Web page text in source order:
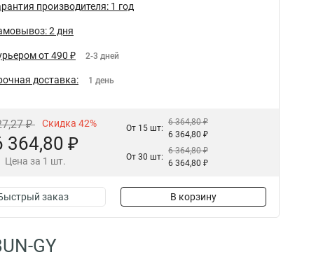
производителя: 1 год
2 дня
от 490 ₽ 2-3 дней
доставка: 1 день
₽ Скидка 42%
364,80 ₽
Цена за 1 шт.
От 15 шт:
6 364,80 ₽
6 364,80 ₽
От 30 шт:
6 364,80 ₽
6 364,80 ₽
заказ В корзину
GY